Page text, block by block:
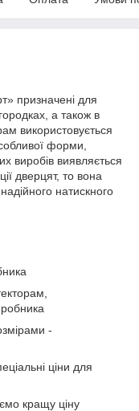
призначені для
а також в
використовується
форми,
виробів виявляється
дверцят, то вона
натискного
-
ціни для
кращу ціну